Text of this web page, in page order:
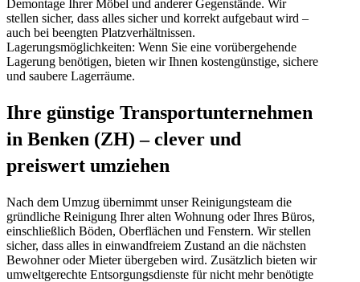
Demontage Ihrer Möbel und anderer Gegenstände. Wir
stellen sicher, dass alles sicher und korrekt aufgebaut wird –
auch bei beengten Platzverhältnissen.
Lagerungsmöglichkeiten: Wenn Sie eine vorübergehende
Lagerung benötigen, bieten wir Ihnen kostengünstige, sichere
und saubere Lagerräume.
Ihre günstige Transportunternehmen
in Benken (ZH) – clever und
preiswert umziehen
Nach dem Umzug übernimmt unser Reinigungsteam die
gründliche Reinigung Ihrer alten Wohnung oder Ihres Büros,
einschließlich Böden, Oberflächen und Fenstern. Wir stellen
sicher, dass alles in einwandfreiem Zustand an die nächsten
Bewohner oder Mieter übergeben wird. Zusätzlich bieten wir
umweltgerechte Entsorgungsdienste für nicht mehr benötigte